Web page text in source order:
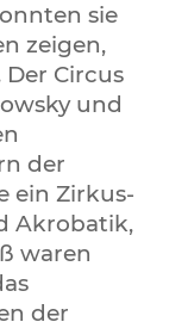
sie
zeigen,
Circus
und
der
ein Zirkus-
Akrobatik,
waren
der